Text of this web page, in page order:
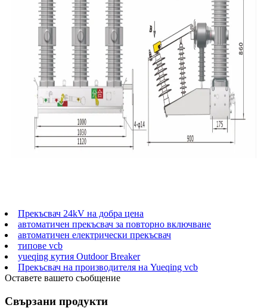
Прекъсвач 24kV на добра цена
автоматичен прекъсвач за повторно включване
автоматичен електрически прекъсвач
типове vcb
yueqing кутия Outdoor Breaker
Прекъсвач на производителя на Yueqing vcb
Оставете вашето съобщение
Свързани продукти